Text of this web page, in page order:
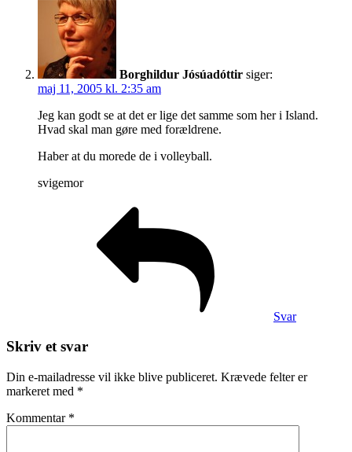
Borghildur Jósúadóttir siger:
maj 11, 2005 kl. 2:35 am
Jeg kan godt se at det er lige det samme som her i Island.
Hvad skal man gøre med forældrene.
Haber at du morede de i volleyball.
svigemor
Svar
Skriv et svar
Din e-mailadresse vil ikke blive publiceret. Krævede felter er
markeret med *
Kommentar *